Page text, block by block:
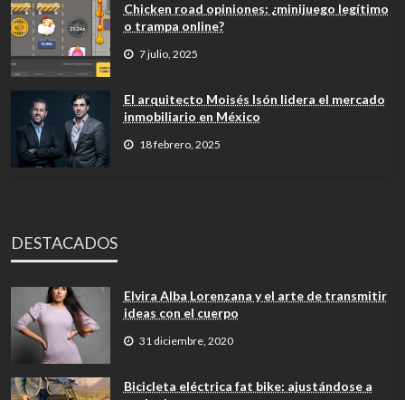
Chicken road opiniones: ¿minijuego legítimo
o trampa online?
7 julio, 2025
El arquitecto Moisés Isón lidera el mercado
inmobiliario en México
18 febrero, 2025
DESTACADOS
Elvira Alba Lorenzana y el arte de transmitir
ideas con el cuerpo
31 diciembre, 2020
Bicicleta eléctrica fat bike: ajustándose a